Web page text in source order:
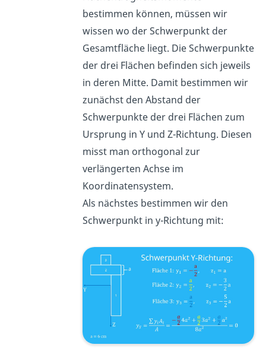
bestimmen können, müssen wir
wissen wo der Schwerpunkt der
Gesamtfläche liegt. Die Schwerpunkte
der drei Flächen befinden sich jeweils
in deren Mitte. Damit bestimmen wir
zunächst den Abstand der
Schwerpunkte der drei Flächen zum
Ursprung in Y und Z-Richtung. Diesen
misst man orthogonal zur
verlängerten Achse im
Koordinatensystem.
Als nächstes bestimmen wir den
Schwerpunkt in y-Richtung mit: